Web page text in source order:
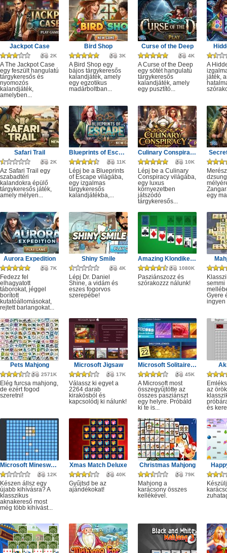
Jackpot Case
2K
A The Jackpot Case
egy feszült hangulatú
tárgykeresős és
nyomozós
kalandjáték,
amelyben...
Bird Shop
3K
A Bird Shop egy
bájos tárgykeresős
kalandjáték, amely
egy egzotikus
madárboltban...
Curse of the Deep
4K
A Curse of the Deep
egy sötét hangulatú
tárgykeresős
kalandjáték, amely
egy pusztító...
A
játék,
Safari Trail
2K
Az Safari Trail egy
szabadtéri
kalandokra épülő
tárgykeresős játék,
amely mélyen...
Blueprints of Escape
11K
Lépj be a Blueprints
of Escape világába,
egy izgalmas
tárgykeresős
kalandjátékba,...
Culinary Conspiracy
10K
Lépj be a Culinary
Conspiracy világába,
egy luxus
környezetben
játszódó
tárgykeresős...
egy
Aurora Expedition
7K
Fedezz fel
elhagyatott
táborokat, jéggel
borított
kutatóállomásokat,
rejtett barlangokat...
Shiny Smile
4K
Lépj Dr. Daniel
Shine, a vidám és
eszes fogorvos
szerepébe!
Amazing Klondike Solitaire
1080K
Pasziánszozz és
szórakozzz nálunk!
semmi
Gyere
ingyen
Pets Mahjong
2571K
Elég furcsa mahjong,
de ezért fogod
szeretni!
Microsoft Jigsaw
17K
Válassz ki egyet a
2264 darab
kirakósból és
kapcsolódj ki nálunk!
Microsoft Solitaire Collection
45K
A Microsoft most
összegyűjtötte az
összes pasziánszt
egy helyre. Próbáld
ki te is...
az örök
és
Microsoft Minesweeper
12K
Készen állsz egy
újabb kihívásra? A
klasszikus
aknakereső most
még több kihívást...
Xmas Match Deluxe
40K
Gyűjtsd be az
ajándékokat!
Christmas Mahjong
79K
Mahjong a
karácsony összes
kellékével.